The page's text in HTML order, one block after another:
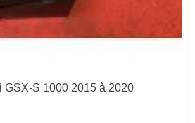
GSX-S 1000 2015 à 2020